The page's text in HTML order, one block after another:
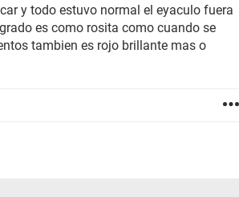
y todo estuvo normal el eyaculo fuera
es como rosita como cuando se
tambien es rojo brillante mas o